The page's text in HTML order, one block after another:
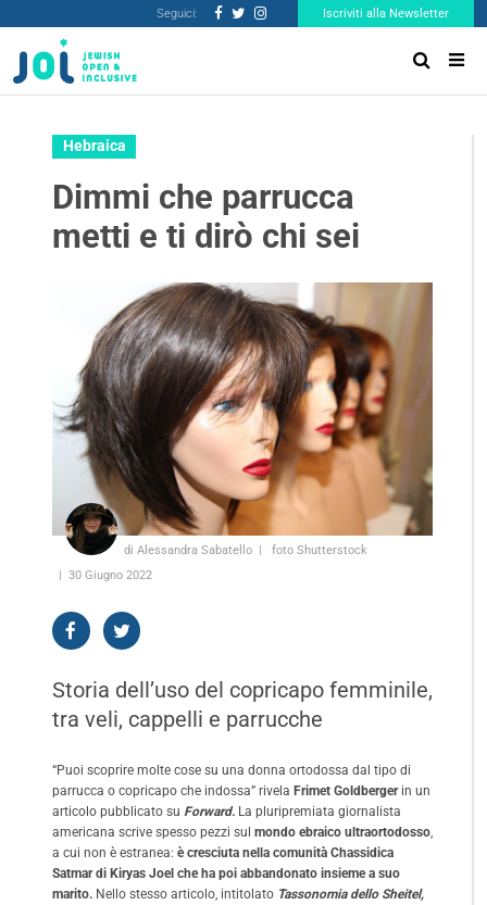
Seguici: Iscriviti alla Newsletter
Hebraica
Dimmi che parrucca
metti e ti dirò chi sei
di Alessandra Sabatello
foto Shutterstock
30 Giugno 2022
Storia dell’uso del copricapo femminile,
tra veli, cappelli e parrucche
“Puoi scoprire molte cose su una donna ortodossa dal tipo di
parrucca o copricapo che indossa” rivela Frimet Goldbergerin un
articolo pubblicato su Forward. La pluripremiata giornalista
americana scrive spesso pezzi sul mondo ebraico ultraortodosso,
a cui non è estranea: è cresciuta nella comunità Chassidica
Satmar di Kiryas Joel che ha poi abbandonato insieme a suo
marito. Nello stesso articolo, intitolato Tassonomia dello Sheitel,